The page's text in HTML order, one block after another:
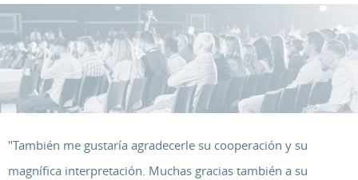
"También me gustaría agradecerle su cooperación y su
magnífica interpretación. Muchas gracias también a su